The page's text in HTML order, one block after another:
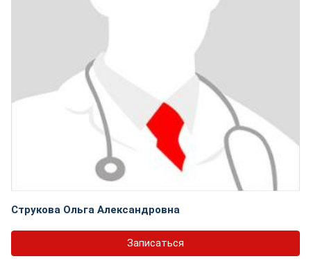
Струкова Ольга Александровна
Записаться